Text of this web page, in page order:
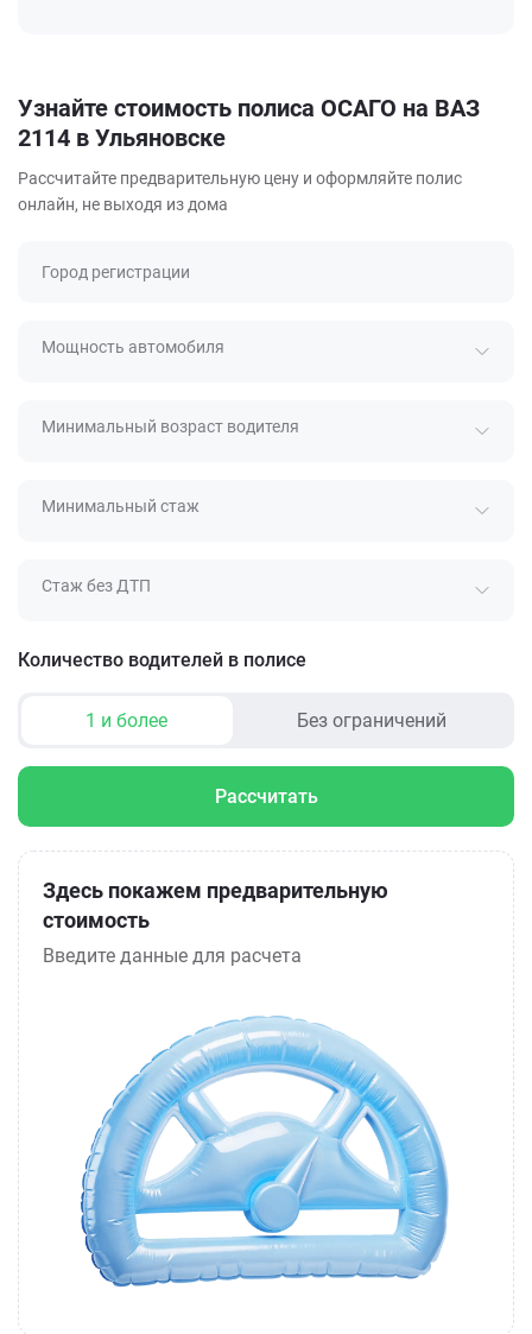
Узнайте стоимость полиса ОСАГО на ВАЗ
2114 в Ульяновске
Рассчитайте предварительную цену и оформляйте полис
онлайн, не выходя из дома
Город регистрации
Мощность автомобиля
Минимальный возраст водителя
Минимальный стаж
Стаж без ДТП
Количество водителей в полисе
1 и более Без ограничений
Рассчитать
Здесь покажем предварительную
стоимость
Введите данные для расчета